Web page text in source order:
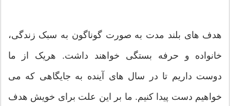
هدف های بلند مدت به صورت گوناگون به سبک زندگی،
خانواده و حرفه بستگی خواهند داشت. هریک از ما
دوست داریم تا در سال های آينده به جایگاهی که می
خواهیم دست پیدا کنیم. ما بر این علت برای خویش هدف